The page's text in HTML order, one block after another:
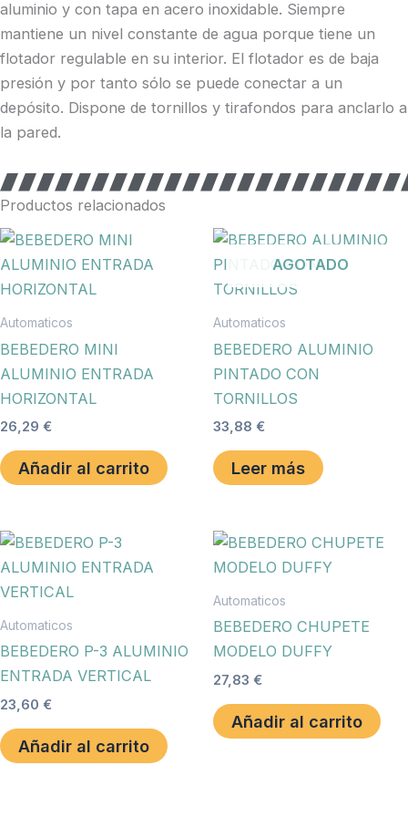
aluminio y con tapa en acero inoxidable. Siempre
mantiene un nivel constante de agua porque tiene un
flotador regulable en su interior. El flotador es de baja
presión y por tanto sólo se puede conectar a un
depósito. Dispone de tornillos y tirafondos para anclarlo a
la pared.
Productos relacionados
Automaticos
BEBEDERO MINI
ALUMINIO ENTRADA
HORIZONTAL
26,29 €
Añadir al carrito
AGOTADO
Automaticos
BEBEDERO ALUMINIO
PINTADO CON
TORNILLOS
33,88 €
Leer más
Automaticos
BEBEDERO P-3 ALUMINIO
ENTRADA VERTICAL
23,60 €
Añadir al carrito
Automaticos
BEBEDERO CHUPETE
MODELO DUFFY
27,83 €
Añadir al carrito